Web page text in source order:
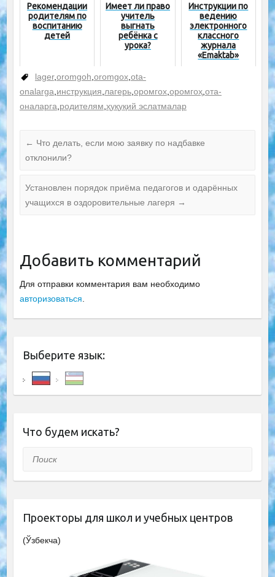
Рекомендации
родителям пo
воспитанию
детей
Имеет ли право
учитель
выгнать
ребёнка с
урока?
Инструкции по
ведению
электронного
классного
журнала
«Emaktab»
lager,oromgoh oromgox, ota-
onalarga инструкция лагерь, оромгох, оромгоҳ, ота-
оналарга родителям ҳуқуқий эслатмалар
← Что делать, если мою заявку по надбавке
отклонили?
Установлен порядок приёма педагогов и одарённых
учащихся в оздоровительные лагеря →
Добавить комментарий
Для отправки комментария вам необходимо
авторизоваться
Выберите язык:
Что будем искать?
Поиск
Проекторы для школ и учебных центров
(Ўзбекча)